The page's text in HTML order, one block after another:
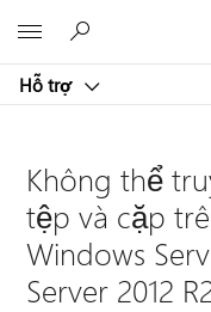
Hỗ trợ
Không thể
tệp và cặp
Windows
Server 2012